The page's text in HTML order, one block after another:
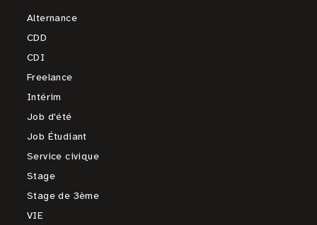
Alternance
CDD
CDI
Freelance
Intérim
Job d'été
Job Étudiant
Service civique
Stage
Stage de 3ème
VIE